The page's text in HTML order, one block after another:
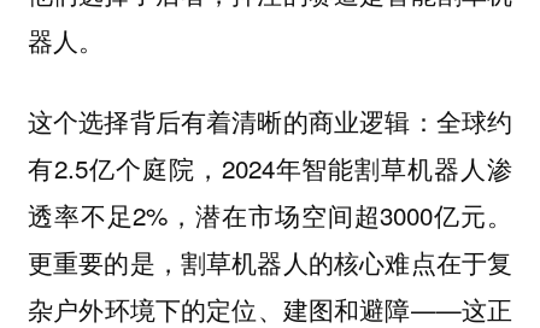
器人。
这个选择背后有着清晰的商业逻辑：全球约
有2.5亿个庭院，2024年智能割草机器人渗
透率不足2%，潜在市场空间超3000亿元。
更重要的是，割草机器人的核心难点在于复
杂户外环境下的定位、建图和避障——这正